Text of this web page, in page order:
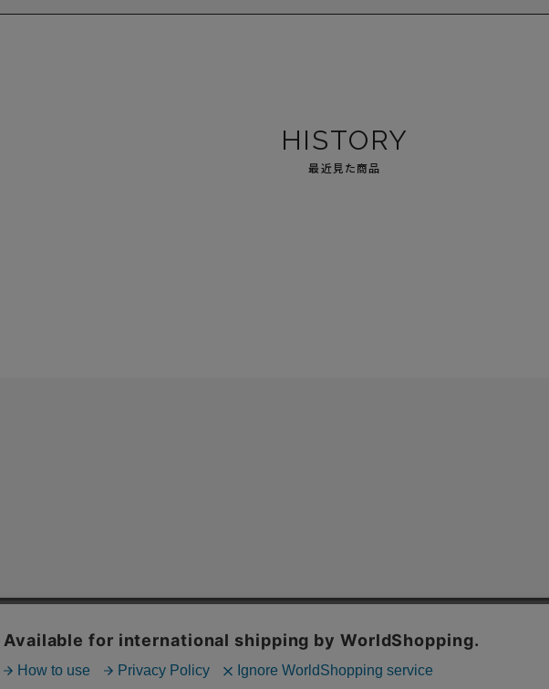
HISTORY
最近見た商品
サイトの閲覧を継続された場合、Cookieの利用に同意したことものといたします。
詳細については
プライバシーポリシー
をご確認ください。